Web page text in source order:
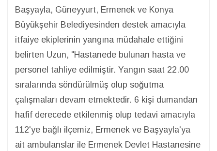
Başyayla, Güneyyurt, Ermenek ve Konya
Büyükşehir Belediyesinden destek amacıyla
itfaiye ekiplerinin yangına müdahale ettiğini
belirten Uzun, "Hastanede bulunan hasta ve
personel tahliye edilmiştir. Yangın saat 22.00
sıralarında söndürülmüş olup soğutma
çalışmaları devam etmektedir. 6 kişi dumandan
hafif derecede etkilenmiş olup tedavi amacıyla
112'ye bağlı ilçemiz, Ermenek ve Başyayla'ya
ait ambulanslar ile Ermenek Devlet Hastanesine